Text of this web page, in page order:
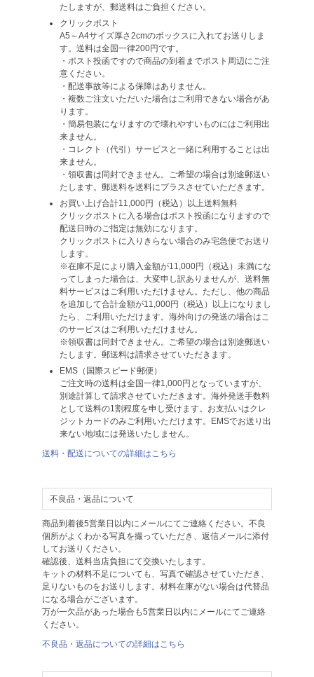
たしますが、郵送料はご負担ください。
クリックポスト
A5～A4サイズ厚さ2cmのボックスに入れてお送りしま
す。送料は全国一律200円です。
・ポスト投函ですので商品の到着までポスト周辺にご注
意ください。
・配送事故等による保障はありません。
・複数ご注文いただいた場合はご利用できない場合があ
ります。
・簡易包装になりますので壊れやすいものにはご利用出
来ません。
・コレクト（代引）サービスと一緒に利用することは出
来ません。
・領収書は同封できません。ご希望の場合は別途郵送い
たします。郵送料を送料にプラスさせていただきます。
お買い上げ合計11,000円（税込）以上送料無料
クリックポストに入る場合はポスト投函になりますので
配送日時のご指定は無効になります。
クリックポストに入りきらない場合のみ宅急便でお送り
します。
※在庫不足により購入金額が11,000円（税込）未満にな
ってしまった場合は、大変申し訳ありませんが、送料無
料サービスはご利用いただけません。ただし、他の商品
を追加して合計金額が11,000円（税込）以上になりまし
たら、ご利用いただけます。海外向けの発送の場合はこ
のサービスはご利用いただけません。
※領収書は同封できません。ご希望の場合は別途郵送い
たします。郵送料は請求させていただきます。
EMS（国際スピード郵便）
ご注文時の送料は全国一律1,000円となっていますが、
別途計算して請求させていただきます。海外発送手数料
として送料の1割程度を申し受けます。お支払いはクレ
ジットカードのみご利用いただけます。EMSでお送り出
来ない地域には発送いたしません。
送料・配送についての詳細はこちら
不良品・返品について
商品到着後5営業日以内にメールにてご連絡ください。不良
個所がよくわかる写真を撮っていただき、返信メールに添付
してお送りください。
確認後、送料当店負担にて交換いたします。
キットの材料不足についても、写真で確認させていただき、
足りないものをお送りします。材料在庫がない場合は代替品
になる場合がございます。
万が一欠品があった場合も5営業日以内にメールにてご連絡
ください。
不良品・返品についての詳細はこちら